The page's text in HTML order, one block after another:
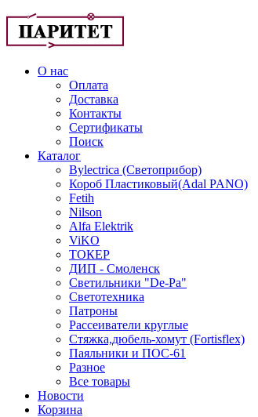
О нас
Оплата
Доставка
Контакты
Сертификаты
Поиск
Каталог
Bylectrica (Светоприбор)
Короб Пластиковый(Adal PANO)
Fetih
Nilson
Alfa Elektrik
ViKO
ТОКЕР
ДИП - Смоленск
Светильники "De-Pa"
Светотехника
Патроны
Рассеиватели круглые
Стяжка,дюбель-хомут (Fortisflex)
Паяльники и ПОС-61
Разное
Все товары
Новости
Корзина